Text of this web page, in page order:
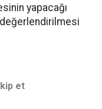
yapacağı
et